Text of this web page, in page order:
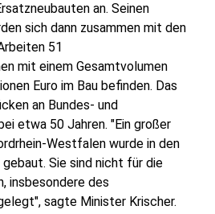
an. Seinen
sich dann zusammen mit den
51
mit einem Gesamtvolumen
Euro im Bau befinden. Das
an Bundes- und
etwa 50 Jahren. "Ein großer
Westfalen wurde in den
Sie sind nicht für die
insbesondere des
sagte Minister Krischer.